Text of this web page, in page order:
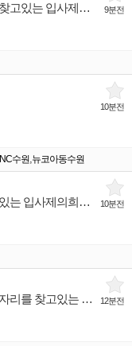
9분전
경기 파주시 에서 스포츠/아웃도어 일자리를 찾고있는 입사제의희망 인재입니다.
10분전
NC수원,뉴코아동수원
10분전
경기 수원시 장안구 에서 의류 일자리를 찾고있는 입사제의희망 인재입니다.
12분전
경기 고양시 덕양구 에서 스포츠/아웃도어 일자리를 찾고있는 입사제의희망 인재입니다.